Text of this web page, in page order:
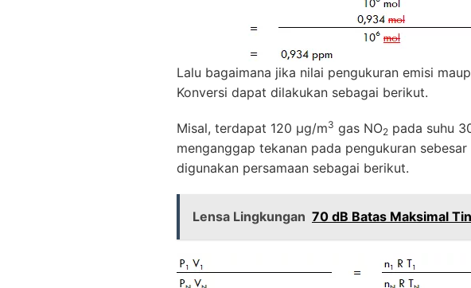
Lalu bagaimana jika nilai pengukuran emisi
Konversi dapat dilakukan sebagai berikut.
Misal, terdapat 120 µg/m3 gas NO2 pada suhu
menganggap tekanan pada pengukuran
digunakan persamaan sebagai berikut.
Lensa Lingkungan 70 dB Batas Maksimal